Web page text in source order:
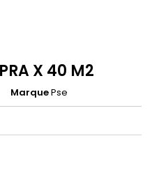
X 40 M2
MarquePse